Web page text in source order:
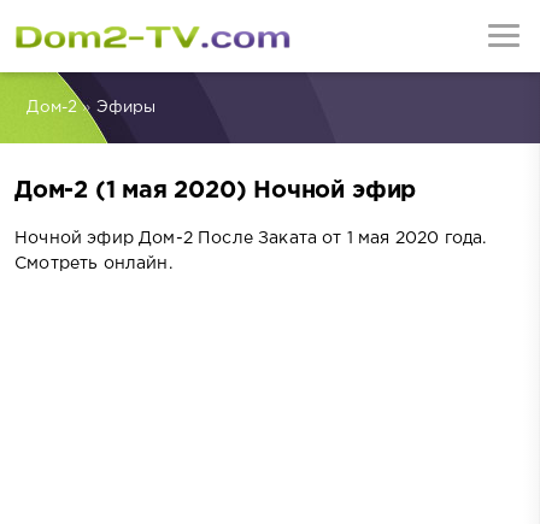
Дом-2» Эфиры
Дом-2 (1 мая 2020) Ночной эфир
Ночной эфир Дом-2 После Заката от 1 мая 2020 года.
Смотреть онлайн.